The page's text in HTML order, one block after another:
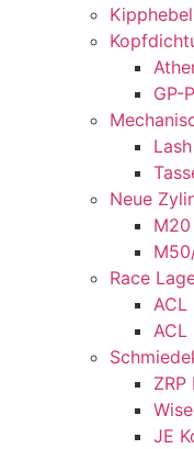
GP-
Neue
Race
ACL
ZRP
JE